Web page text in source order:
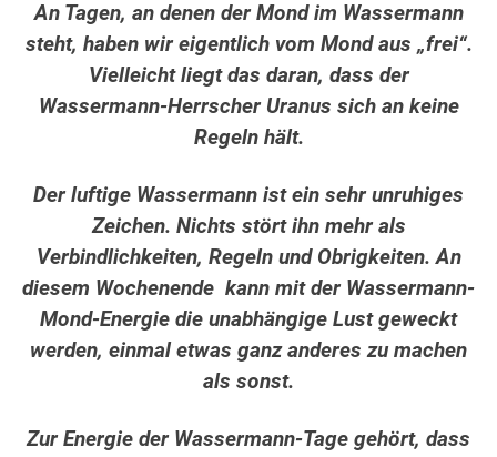
An Tagen, an denen der Mond im Wassermann
steht, haben wir eigentlich vom Mond aus „frei“.
Vielleicht liegt das daran, dass der
Wassermann-Herrscher Uranus sich an keine
Regeln hält.
Der luftige Wassermann ist ein sehr unruhiges
Zeichen. Nichts stört ihn mehr als
Verbindlichkeiten, Regeln und Obrigkeiten. An
diesem Wochenende kann mit der Wassermann-
Mond-Energie die unabhängige Lust geweckt
werden, einmal etwas ganz anderes zu machen
als sonst.
Zur Energie der Wassermann-Tage gehört, dass